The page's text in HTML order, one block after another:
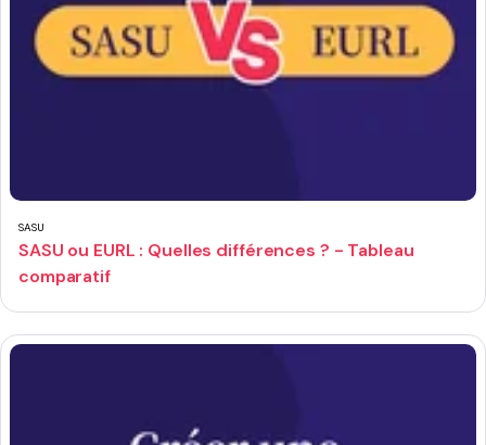
SASU
SASU ou EURL : Quelles différences ? - Tableau
comparatif